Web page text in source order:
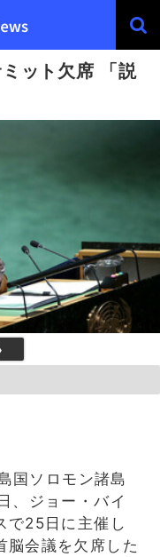
ット欠席 「説
国ソロモン諸島
、ジョー・バイ
で25日に主催し
脳会議を欠席した